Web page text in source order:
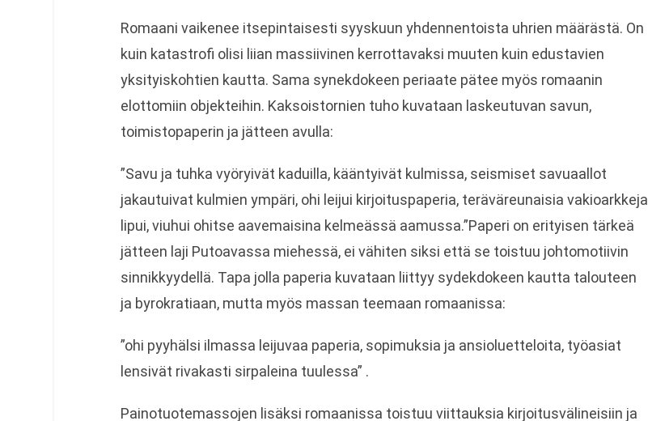
Romaani vaikenee itsepintaisesti syyskuun yhdennentoista uhrien määrästä. On
kuin katastrofi olisi liian massiivinen kerrottavaksi muuten kuin edustavien
yksityiskohtien kautta. Sama synekdokeen periaate pätee myös romaanin
elottomiin objekteihin. Kaksoistornien tuho kuvataan laskeutuvan savun,
toimistopaperin ja jätteen avulla:
”Savu ja tuhka vyöryivät kaduilla, kääntyivät kulmissa, seismiset savuaallot
jakautuivat kulmien ympäri, ohi leijui kirjoituspaperia, teräväreunaisia vakioarkkeja
lipui, viuhui ohitse aavemaisina kelmeässä aamussa.”Paperi on erityisen tärkeä
jätteen laji Putoavassa miehessä, ei vähiten siksi että se toistuu johtomotiivin
sinnikkyydellä. Tapa jolla paperia kuvataan liittyy sydekdokeen kautta talouteen
ja byrokratiaan, mutta myös massan teemaan romaanissa:
”ohi pyyhälsi ilmassa leijuvaa paperia, sopimuksia ja ansioluetteloita, työasiat
lensivät rivakasti sirpaleina tuulessa” .
Painotuotemassojen lisäksi romaanissa toistuu viittauksia kirjoitusvälineisiin ja